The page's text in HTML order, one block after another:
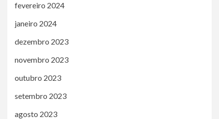
fevereiro 2024
janeiro 2024
dezembro 2023
novembro 2023
outubro 2023
setembro 2023
agosto 2023